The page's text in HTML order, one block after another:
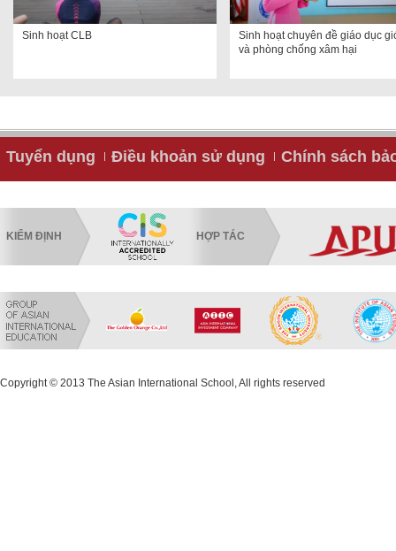
Sinh hoạt CLB
Sinh hoạt chuyên đề giáo dục
và phòng chống xâm hại
Tuyển dụng Điều khoản sử dụng Chính sách
KIỂM ĐỊNH HỢP TÁC
Copyright © 2013 The Asian International School, All rights reserved